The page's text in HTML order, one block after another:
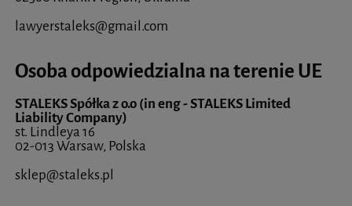
lawyerstaleks@gmail.com
Osoba odpowiedzialna na terenie UE
STALEKS Spółka z o.o (in eng - STALEKS Limited
Liability Company)
st. Lindleya 16
02-013 Warsaw, Polska
sklep@staleks.pl